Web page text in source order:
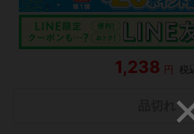
1,238 円 税